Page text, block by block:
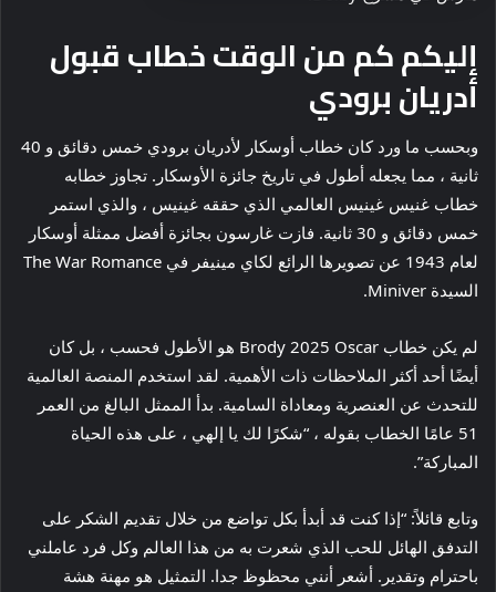
إليكم كم من الوقت خطاب قبول
أدريان برودي
وبحسب ما ورد كان خطاب أوسكار لأدريان برودي خمس دقائق و 40
ثانية ، مما يجعله أطول في تاريخ جائزة الأوسكار. تجاوز خطابه
خطاب غنيس غينيس العالمي الذي حققه غينيس ، والذي استمر
خمس دقائق و 30 ثانية. فازت غارسون بجائزة أفضل ممثلة أوسكار
لعام 1943 عن تصويرها الرائع لكاي مينيفر في The War Romance
السيدة Miniver.
لم يكن خطاب Brody 2025 Oscar هو الأطول فحسب ، بل كان
أيضًا أحد أكثر الملاحظات ذات الأهمية. لقد استخدم المنصة العالمية
للتحدث عن العنصرية ومعاداة السامية. بدأ الممثل البالغ من العمر
51 عامًا الخطاب بقوله ، “شكرًا لك يا إلهي ، على هذه الحياة
المباركة”.
وتابع قائلاً: “إذا كنت قد أبدأ بكل تواضع من خلال تقديم الشكر على
التدفق الهائل للحب الذي شعرت به من هذا العالم وكل فرد عاملني
باحترام وتقدير. أشعر أنني محظوظ جدا. التمثيل هو مهنة هشة